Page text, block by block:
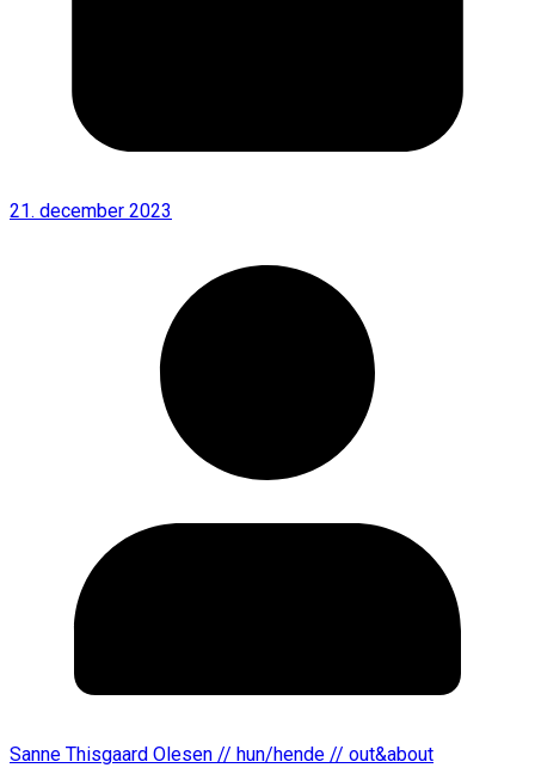
21. december 2023
Sanne Thisgaard Olesen // hun/hende // out&about